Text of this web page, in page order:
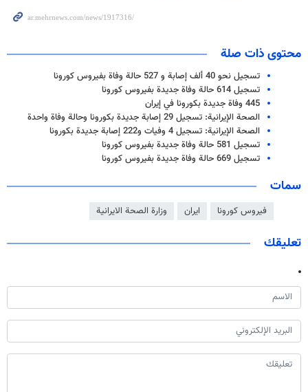
محتوى ذات صلة
تسجيل نحو 40 ألف إصابة و 527 حالة وفاة بفيروس كورونا
تسجيل 614 حالة وفاة جديدة بفيروس كورونا
445 وفاة جديدة بكورونا في إيران
الصحة الإيرانية: تسجيل 29 إصابة جديدة بكورونا وحالة وفاة واحدة
الصحة الإيرانية: تسجيل 4 وفيات و222 إصابة جديدة بكورونا
تسجيل 581 حالة وفاة جديدة بفيروس كورونا
تسجيل 669 حالة وفاة جديدة بفيروس كورونا
سمات
فيروس كورونا ايران وزارة الصحة الايرانية
تعليقك